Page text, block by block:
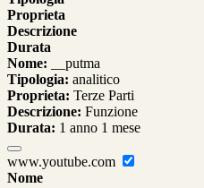
Proprieta
Descrizione
Durata
Nome: __putma
Tipologia: analitico
Proprieta: Terze Parti
Descrizione: Funzione
Durata: 1 anno 1 mese
www.youtube.com
Nome